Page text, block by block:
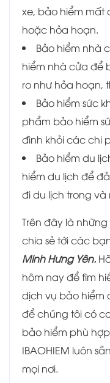
xe, bảo hiểm mất
hoặc hỏa hoạn.
Bảo hiểm nhà
hiểm nhà cửa để
ro như hỏa hoạn,
Bảo hiểm sức
phẩm bảo hiểm
đình khỏi các chi
Bảo hiểm du
hiểm du lịch để
đi du lịch trong và
Trên đây là
chia sẻ tới các
Minh Hưng Yên.
hôm nay để tìm
dịch vụ bảo hiểm
để chúng tôi có
bảo hiểm phù
IBAOHIEM luôn
mọi nơi.